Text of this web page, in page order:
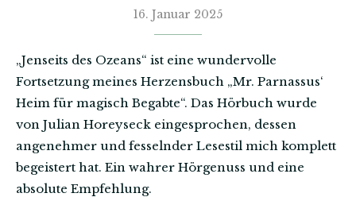
16. Januar 2025
„Jenseits des Ozeans“ ist eine wundervolle
Fortsetzung meines Herzensbuch „Mr. Parnassus‘
Heim für magisch Begabte“. Das Hörbuch wurde
von Julian Horeyseck eingesprochen, dessen
angenehmer und fesselnder Lesestil mich komplett
begeistert hat. Ein wahrer Hörgenuss und eine
absolute Empfehlung.